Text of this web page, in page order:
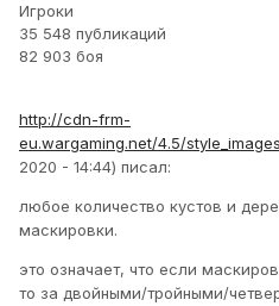
Игроки
35 548 публикаций
82 903 боя
http://cdn-frm-
eu.wargaming.net/4.5/
2020 - 14:44) писал:
любое количество кустов и
маскировки.
это означает, что если
то за двойными/тройными/